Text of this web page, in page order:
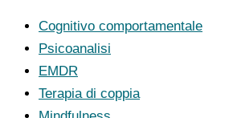
Cognitivo comportamentale
Psicoanalisi
EMDR
Terapia di coppia